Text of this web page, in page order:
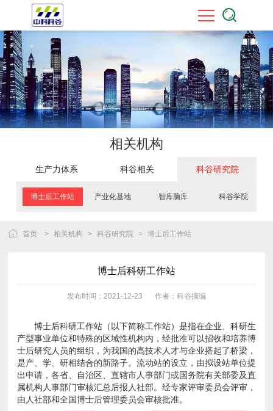
相关机构
生产力体系 科谷相关 科谷研究院
Previous
博士后工作站 产业化基地 智库脑库 科谷学院
Next
首页 > 相关机构 > 科谷研究院 > 博士后工作站
博士后科研工作站
发布时间：2021-12-23 作者：科谷摘编
由人社部和全国博士后管理委员会审核批准。